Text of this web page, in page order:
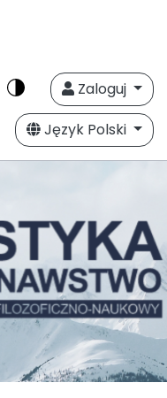
Zaloguj
Język Polski